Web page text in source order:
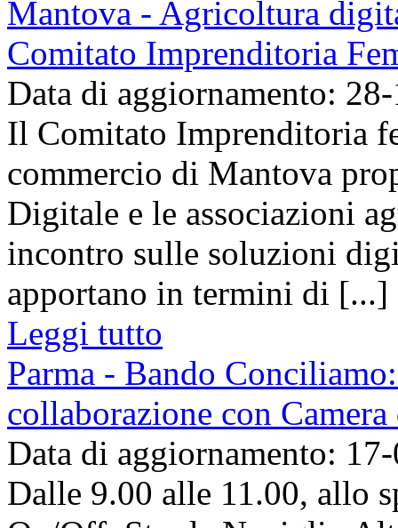
Mantova - Agricoltura
Comitato Imprenditoria
Data di aggiornamento:
Il Comitato Imprenditoria
commercio di Mantova
Digitale e le associazioni
incontro sulle soluzioni
apportano in termini di [...]
Leggi tutto
Parma - Bando
collaborazione con
Data di aggiornamento:
Dalle 9.00 alle 11.00, allo